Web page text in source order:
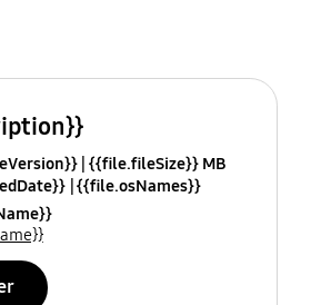
{{file.fileSize}} MB
{{file.osNames}}